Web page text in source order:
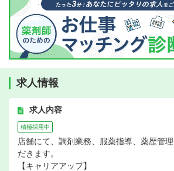
求人情報
求人内容
積極採用中
店舗にて、調剤業務、服薬指導、薬歴管
だきます。
【キャリアアップ】